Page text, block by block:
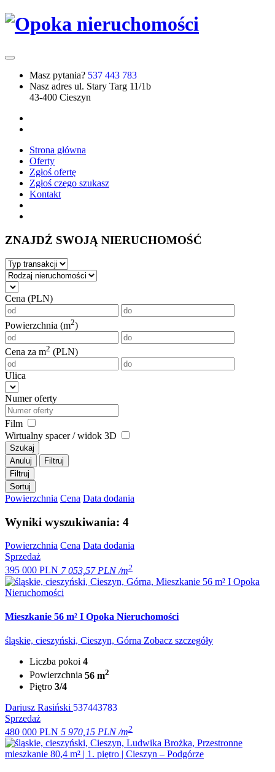
Masz pytania? 537 443 783
Nasz adres ul. Stary Targ 11/1b
43-400 Cieszyn
Strona główna
Oferty
Zgłoś ofertę
Zgłoś czego szukasz
Kontakt
ZNAJDŹ SWOJĄ NIERUCHOMOŚĆ
Cena (PLN)
Powierzchnia (m2)
Cena za m2 (PLN)
Ulica
Numer oferty
Film
Wirtualny spacer / widok 3D
Szukaj
Anuluj
Filtruj
Filtruj
Sortuj
Powierzchnia Cena Data dodania
Wyniki wyszukiwania: 4
Powierzchnia Cena Data dodania
Sprzedaż
395 000 PLN 7 053,57 PLN /m2
Mieszkanie 56 m² I Opoka Nieruchomości
śląskie, cieszyński, Cieszyn, Górna Zobacz szczegóły
Liczba pokoi 4
Powierzchnia 56 m2
Piętro 3/4
Dariusz Rasiński 537443783
Sprzedaż
480 000 PLN 5 970,15 PLN /m2